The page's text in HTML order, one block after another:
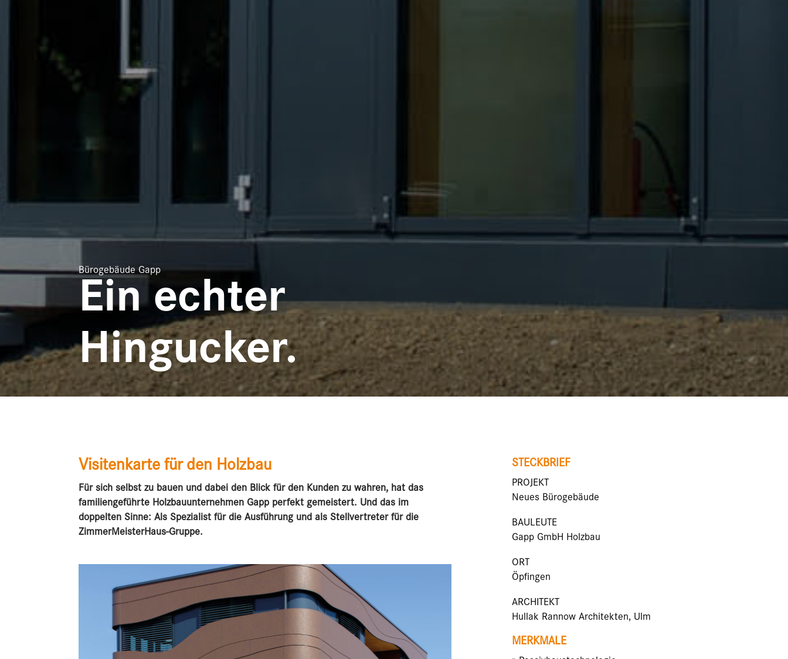
Bürogebäude Gapp
Ein echter
Hingucker.
Visitenkarte für den Holzbau
Für sich selbst zu bauen und dabei den Blick für den Kunden zu wahren, hat das
familiengeführte Holzbauunternehmen Gapp perfekt gemeistert. Und das im
doppelten Sinne: Als Spezialist für die Ausführung und als Stellver­treter für die
ZimmerMeisterHaus-Gruppe.
STECKBRIEF
PROJEKT
Neues Bürogebäude
BAULEUTE
Gapp GmbH Holzbau
ORT
Öpfingen
ARCHITEKT
Hullak Rannow Architekten, Ulm
MERKMALE